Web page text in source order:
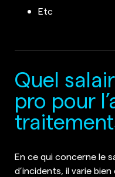
Etc
Quel
pro pour
En ce qui concerne le
d’incidents, il varie